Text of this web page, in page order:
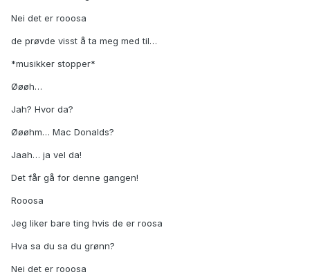
Nei det er rooosa
de prøvde visst å ta meg med til…
*musikker stopper*
Øøøh…
Jah? Hvor da?
Øøøhm… Mac Donalds?
Jaah… ja vel da!
Det får gå for denne gangen!
Rooosa
Jeg liker bare ting hvis de er roosa
Hva sa du sa du grønn?
Nei det er rooosa